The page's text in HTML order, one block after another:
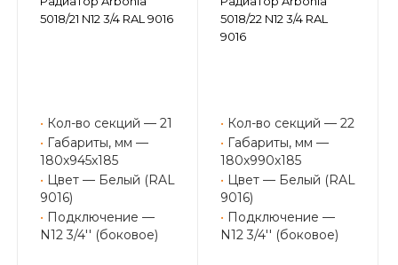
5018/21 N12 3/4 RAL 9016
• Кол-во секций — 21
• Габариты, мм —
180x945x185
• Цвет — Белый (RAL
9016)
• Подключение —
N12 3/4'' (боковое)
5018/22 N12 3/4 RAL
9016
• Кол-во секций — 22
• Габариты, мм —
180x990x185
• Цвет — Белый (RAL
9016)
• Подключение —
N12 3/4'' (боковое)